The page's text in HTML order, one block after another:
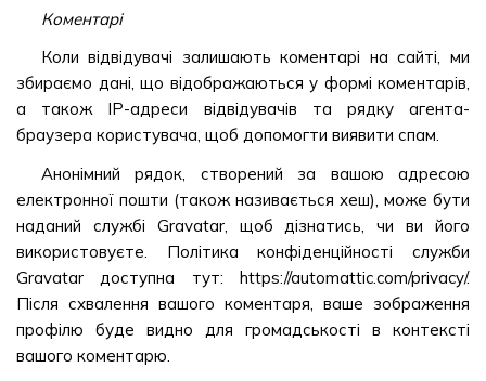
Коментарі
Коли відвідувачі залишають коментарі на сайті, ми
збираємо дані, що відображаються у формі коментарів,
а також IP-адреси відвідувачів та рядку агента-
браузера користувача, щоб допомогти виявити спам.
Анонімний рядок, створений за вашою адресою
електронної пошти (також називається хеш), може бути
наданий службі Gravatar, щоб дізнатись, чи ви його
використовуєте. Політика конфіденційності служби
Gravatar доступна тут: https://automattic.com/privacy/.
Після схвалення вашого коментаря, ваше зображення
профілю буде видно для громадськості в контексті
вашого коментарю.